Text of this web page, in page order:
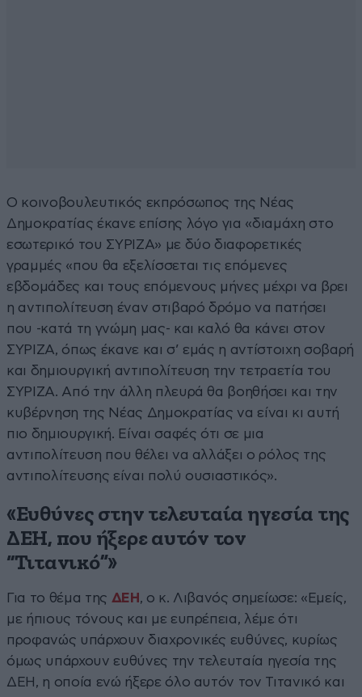
Ο κοινοβουλευτικός εκπρόσωπος της Νέας
Δημοκρατίας έκανε επίσης λόγο για «διαμάχη στο
εσωτερικό του ΣΥΡΙΖΑ» με δύο διαφορετικές
γραμμές «που θα εξελίσσεται τις επόμενες
εβδομάδες και τους επόμενους μήνες μέχρι να βρει
η αντιπολίτευση έναν στιβαρό δρόμο να πατήσει
που -κατά τη γνώμη μας- και καλό θα κάνει στον
ΣΥΡΙΖΑ, όπως έκανε και σ’ εμάς η αντίστοιχη σοβαρή
και δημιουργική αντιπολίτευση την τετραετία του
ΣΥΡΙΖΑ. Από την άλλη πλευρά θα βοηθήσει και την
κυβέρνηση της Νέας Δημοκρατίας να είναι κι αυτή
πιο δημιουργική. Είναι σαφές ότι σε μια
αντιπολίτευση που θέλει να αλλάξει ο ρόλος της
αντιπολίτευσης είναι πολύ ουσιαστικός».
«Ευθύνες στην τελευταία ηγεσία της
ΔΕΗ, που ήξερε αυτόν τον
“Τιτανικό”»
Για το θέμα της ΔΕΗ , ο κ. Λιβανός σημείωσε: «Εμείς,
με ήπιους τόνους και με ευπρέπεια, λέμε ότι
προφανώς υπάρχουν διαχρονικές ευθύνες, κυρίως
όμως υπάρχουν ευθύνες την τελευταία ηγεσία της
ΔΕΗ, η οποία ενώ ήξερε όλο αυτόν τον Τιτανικό και